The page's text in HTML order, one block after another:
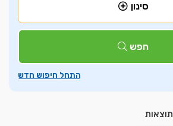
סינון
חפש
תוצאות